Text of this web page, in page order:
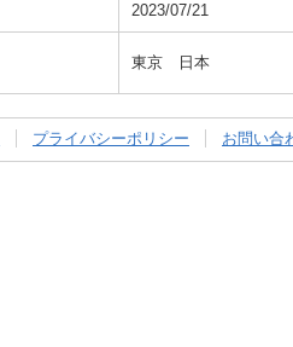
2023/07/21
東京 日本
プライバシーポリシー お問い合